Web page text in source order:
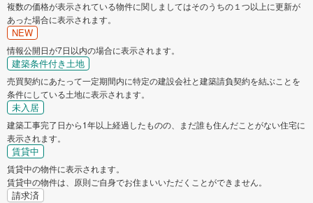
複数の価格が表示されている物件に関しましてはそのうちの１つ以上に更新が
あった場合に表示されます。
NEW
情報公開日が7日以内の場合に表示されます。
建築条件付き土地
売買契約にあたって一定期間内に特定の建設会社と建築請負契約を結ぶことを
条件にしている土地に表示されます。
未入居
建築工事完了日から1年以上経過したものの、まだ誰も住んだことがない住宅に
表示されます。
賃貸中
賃貸中の物件に表示されます。
賃貸中の物件は、原則ご自身でお住まいいただくことができません。
請求済